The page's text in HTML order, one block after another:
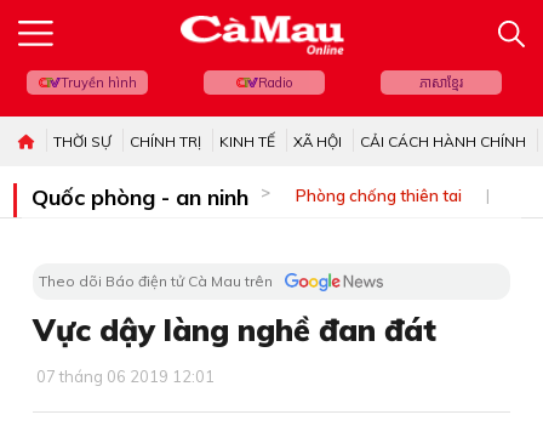
Truyền hình Radio ភាសាខ្មែរ
THỜI SỰ CHÍNH TRỊ KINH TẾ XÃ HỘI CẢI CÁCH HÀNH CHÍNH
Quốc phòng - an ninh Phòng chống thiên tai
Theo dõi Báo điện tử Cà Mau trên
Vực dậy làng nghề đan đát
07 tháng 06 2019 12:01